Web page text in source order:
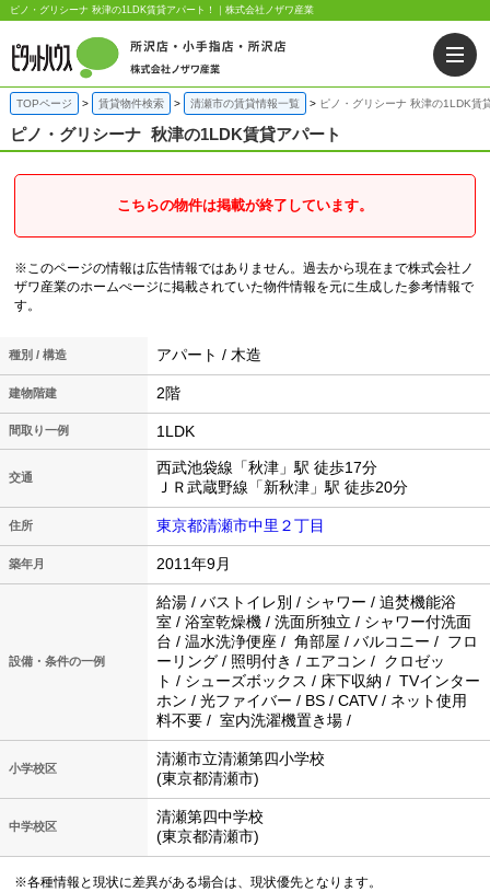
ピノ・グリシーナ 秋津の1LDK賃貸アパート！｜株式会社ノザワ産業
TOPページ 賃貸物件検索 清瀬市の賃貸情報一覧 ピノ・グリシーナ 秋津の1LDK賃
ピノ・グリシーナ 秋津の1LDK賃貸アパート
こちらの物件は掲載が終了しています。
※このページの情報は広告情報ではありません。過去から現在まで株式会社ノ
ザワ産業のホームぺージに掲載されていた物件情報を元に生成した参考情報で
す。
種別 / 構造 アパート / 木造
建物階建 2階
間取り一例 1LDK
交通
西武池袋線「秋津」駅 徒歩17分
ＪＲ武蔵野線「新秋津」駅 徒歩20分
住所 東京都清瀬市中里２丁目
築年月 2011年9月
設備・条件の一例
給湯 / バストイレ別 / シャワー / 追焚機能浴
室 / 浴室乾燥機 / 洗面所独立 / シャワー付洗面
台 / 温水洗浄便座 / 角部屋 / バルコニー / フロ
ーリング / 照明付き / エアコン / クロゼッ
ト / シューズボックス / 床下収納 / TVインター
ホン / 光ファイバー / BS / CATV / ネット使用
料不要 / 室内洗濯機置き場 /
小学校区
清瀬市立清瀬第四小学校
(東京都清瀬市)
中学校区
清瀬第四中学校
(東京都清瀬市)
※各種情報と現状に差異がある場合は、現状優先となります。